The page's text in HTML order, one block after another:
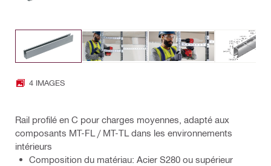
4 IMAGES
Rail profilé en C pour charges moyennes, adapté aux
composants MT-FL / MT-TL dans les environnements
intérieurs
Composition du matériau: Acier S280 ou supérieur